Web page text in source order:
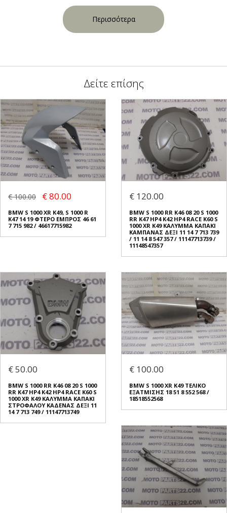
Περισσότερα
Δείτε επίσης
€ 100.00 € 80.00
BMW S 1000 XR K49, S 1000 R
K47 14 19 ΦΤΕΡΟ ΕΜΠΡΟΣ 46 61
7 715 982 / 46617715982
€ 120.00
BMW S 1000 RR K46 08 20 S 1000
RR K47 HP4 K42 HP4 RACE K60 S
1000 XR K49 ΚΑΛΥΜΜΑ ΚΑΠΑΚΙ
ΚΑΜΠΑΝΑΣ ΔΕΞΙ 11 14 7 713 739
/ 11 14 8 547 357 / 11147713739 /
11148547357
€ 50.00
BMW S 1000 RR K46 08 20 S 1000
RR K47 HP4 K42 HP4 RACE K60 S
1000 XR K49 ΚΑΛΥΜΜΑ ΚΑΠΑΚΙ
ΣΤΡΟΦΑΛΟΥ ΚΑΔΕΝΑΣ ΔΕΞΙ 11
14 7 713 749 / 11147713749
€ 100.00
BMW S 1000 XR K49 ΤΕΛΙΚΟ
ΕΞΑΤΜΙΣΗΣ 18 51 8 552 568 /
18518552568